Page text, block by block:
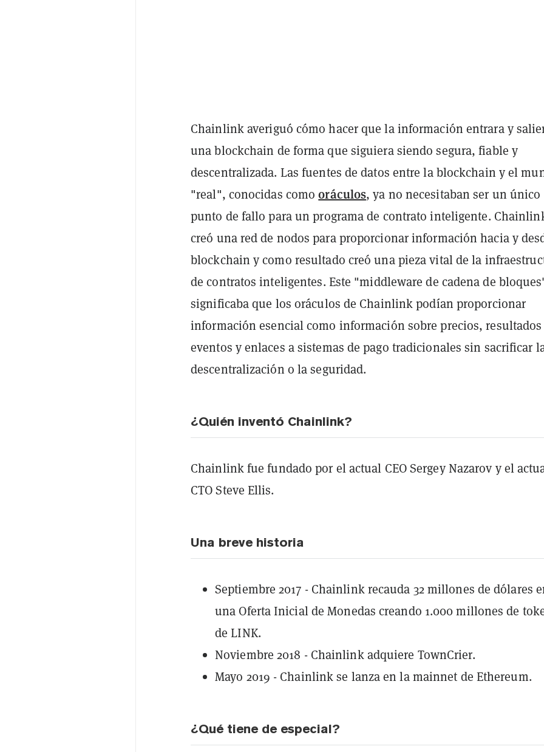
Chainlink averiguó cómo hacer que la información entrara y
una blockchain de forma que siguiera siendo segura, fiable y
descentralizada. Las fuentes de datos entre la blockchain y el
"real", conocidas comooráculos, ya no necesitaban ser un único
punto de fallo para un programa de contrato inteligente.
creó una red de nodos para proporcionar información hacia y
blockchain y como resultado creó una pieza vital de la
de contratos inteligentes. Este "middleware de cadena de
significaba que los oráculos de Chainlink podían proporcionar
información esencial como información sobre precios, resultados
eventos y enlaces a sistemas de pago tradicionales sin sacrificar
descentralización o la seguridad.
¿Quién inventó Chainlink?
Chainlink fue fundado por el actual CEO Sergey Nazarov y el
CTO Steve Ellis.
Una breve historia
Septiembre 2017 - Chainlink recauda 32 millones de dólares
una Oferta Inicial de Monedas creando 1.000 millones de
de LINK.
Noviembre 2018 - Chainlink adquiere TownCrier.
Mayo 2019 - Chainlink se lanza en la mainnet de Ethereum.
¿Qué tiene de especial?